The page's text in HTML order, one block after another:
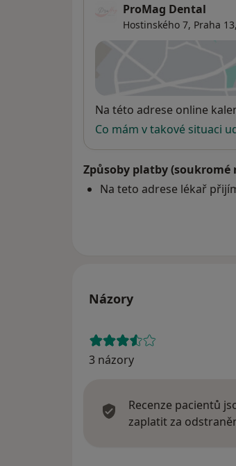
ProMag Dental
Hostinského 7, Praha 13,
Dostupnost
Na této adrese online
Co mám v takové situaci
Způsoby platby (soukromé
Na teto adrese lékař
Názory
3 názory
Recenze pacientů
zaplatit za